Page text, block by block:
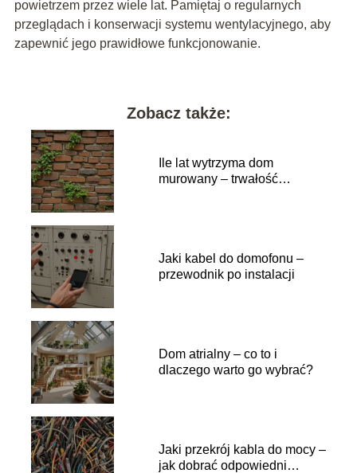
powietrzem przez wiele lat. Pamiętaj o regularnych
przeglądach i konserwacji systemu wentylacyjnego, aby
zapewnić jego prawidłowe funkcjonowanie.
Zobacz także:
Ile lat wytrzyma dom
murowany – trwałość
Jaki kabel do domofonu –
przewodnik po instalacji
Dom atrialny – co to i
dlaczego warto go wybrać?
Jaki przekrój kabla do mocy –
jak dobrać odpowiedni